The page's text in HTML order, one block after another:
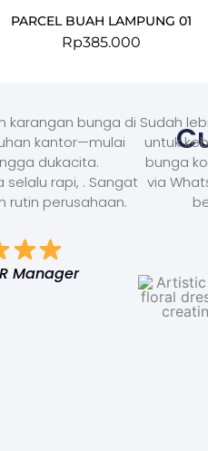
PARCEL BUAH LAMPUNG 01
Rp385.000
karangan bunga di
kantor—mulai
dukacita.
selalu rapi, . Sangat
rutin perusahaan.
Manager
Sudah
untuk
bunga
via